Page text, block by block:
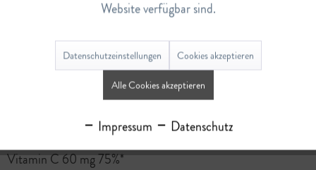
Nährwerte Pro Tagesportion (1 Kapsel)
Vitamin B1 1,4 mg 127%*
Vitamin B2 1,6 mg 114%*
Vitamin B6 2 mg 143%*
Niacin 18 mg 112%*
Folsäure 200 μg 100%*
Vitamin C 60 mg 75%*
Website verfügbar sind.
Datenschutzeinstellungen Cookies akzeptieren
Alle Cookies akzeptieren
Impressum Datenschutz